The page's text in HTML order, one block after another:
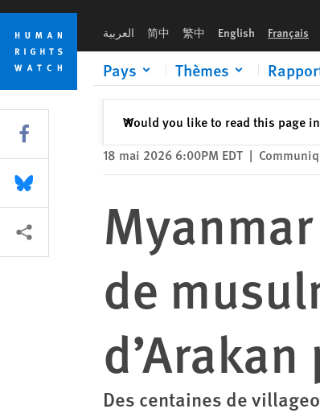
Skip
cookie
privacy
notice
Skip
main
content
العربية 简中 繁中 English Français
Pays Thèmes
Would you like to read this page
✕Fermer
18 mai 2026 6:00PM EDT |
de
Des centaines de
Share this via Facebook
Share this via Bluesky
Share this via Partagez